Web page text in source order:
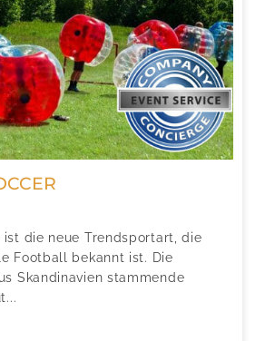
ist die neue Trendsportart, die
Football bekannt ist. Die
Skandinavien stammende